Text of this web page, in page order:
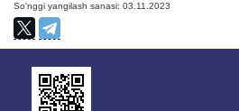
So'nggi yangilash sanasi: 03.11.2023